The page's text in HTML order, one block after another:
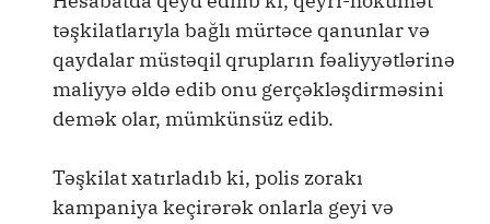
təşkilatlarıyla bağlı mürtəce qanunlar və
qaydalar müstəqil qrupların fəaliyyətlərinə
maliyyə əldə edib onu gerçəkləşdirməsini
demək olar, mümkünsüz edib.
Təşkilat xatırladıb ki, polis zorakı
kampaniya keçirərək onlarla geyi və